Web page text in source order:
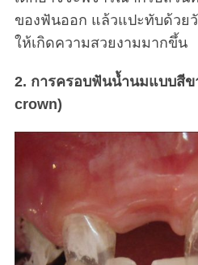
ของฟันออก แล้วแปะทับด้วย
ให้เกิดความสวยงามมากขึ้น
2. การครอบฟันน้ำนมแบบสี
crown)